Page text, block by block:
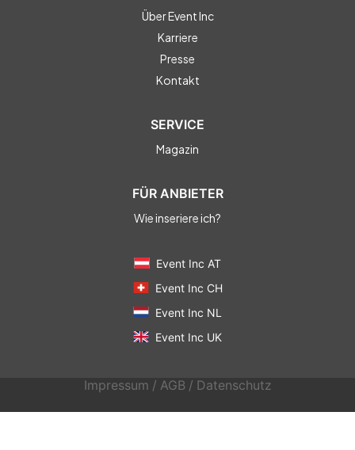
Über Event Inc
Karriere
Presse
Kontakt
SERVICE
Magazin
FÜR ANBIETER
Wie inseriere ich?
Event Inc AT
Event Inc CH
Event Inc NL
Event Inc UK
Impressum / AGB / Datenschutz